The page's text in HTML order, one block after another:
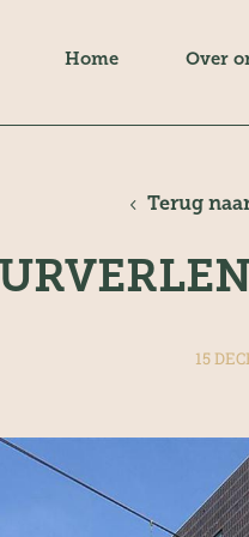
Home Over
Terug
15